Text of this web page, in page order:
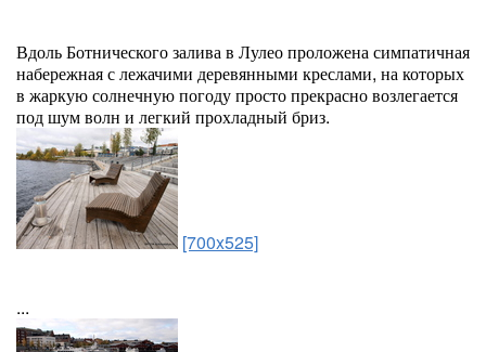
Вдоль Ботнического залива в Лулео проложена симпатичная
набережная с лежачими деревянными креслами, на которых
в жаркую солнечную погоду просто прекрасно возлегается
под шум волн и легкий прохладный бриз.
[700x525]
...